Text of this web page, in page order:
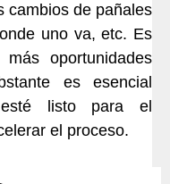
cambios de pañales
uno va, etc. Es
oportunidades
es esencial
listo para el
el proceso.